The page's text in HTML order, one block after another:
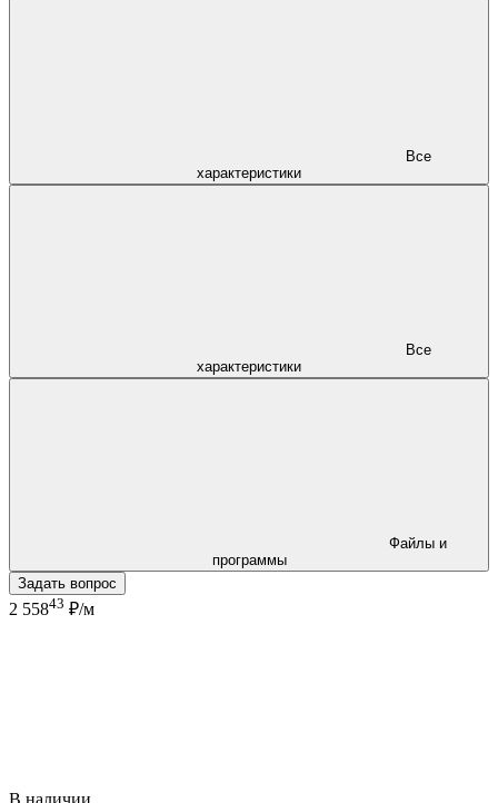
характеристики
характеристики
программы
Задать вопрос
2 55843 ₽/м